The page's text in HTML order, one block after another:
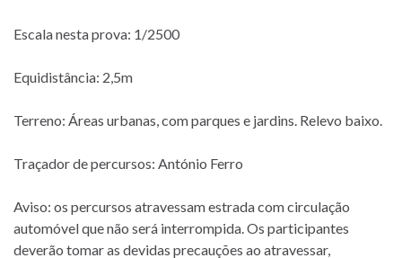
Escala nesta prova: 1/2500
Equidistância: 2,5m
Terreno: Áreas urbanas, com parques e jardins. Relevo baixo.
Traçador de percursos: António Ferro
Aviso: os percursos atravessam estrada com circulação
automóvel que não será interrompida. Os participantes
deverão tomar as devidas precauções ao atravessar,